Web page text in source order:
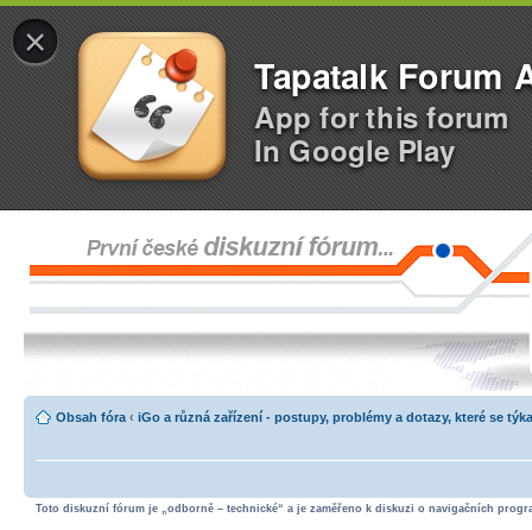
×
Tapatalk Forum
App for this forum
In Google Play
Obsah fóra ‹ iGo a různá zařízení - postupy, problémy a dotazy, které se
Toto diskuzní fórum je „odborně – technické“ a je zaměřeno k diskuzi o navigačních